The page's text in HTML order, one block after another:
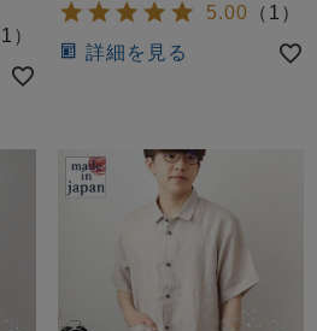
イズパジャマ
新着商品
1 ）
5.00 （ 1 ）
詳細を見る